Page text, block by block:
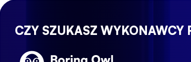
CZY SZUKASZ WYKONAWCY